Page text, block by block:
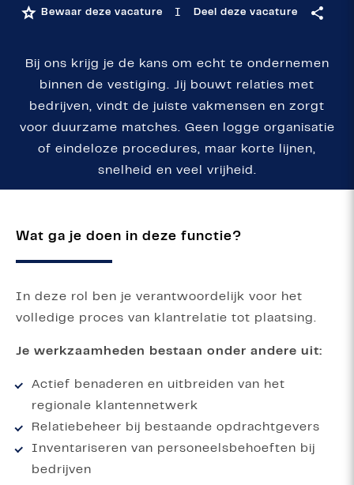
Bewaar deze vacature I Deel deze vacature
Bij ons krijg je de kans om echt te ondernemen
binnen de vestiging. Jij bouwt relaties met
bedrijven, vindt de juiste vakmensen en zorgt
voor duurzame matches. Geen logge organisatie
of eindeloze procedures, maar korte lijnen,
snelheid en veel vrijheid.
Wat ga je doen in deze functie?
In deze rol ben je verantwoordelijk voor het
volledige proces van klantrelatie tot plaatsing.
Je werkzaamheden bestaan onder andere uit:
Actief benaderen en uitbreiden van het
regionale klantennetwerk
Relatiebeheer bij bestaande opdrachtgevers
Inventariseren van personeelsbehoeften bij
bedrijven